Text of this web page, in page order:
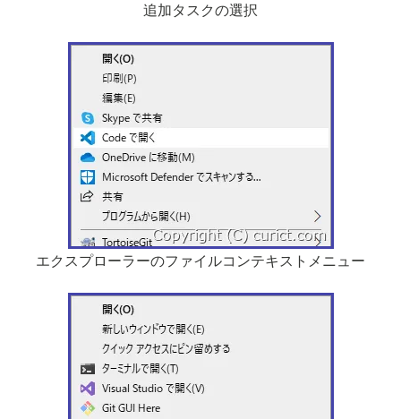
追加タスクの選択
エクスプローラーのファイルコンテキストメニュー